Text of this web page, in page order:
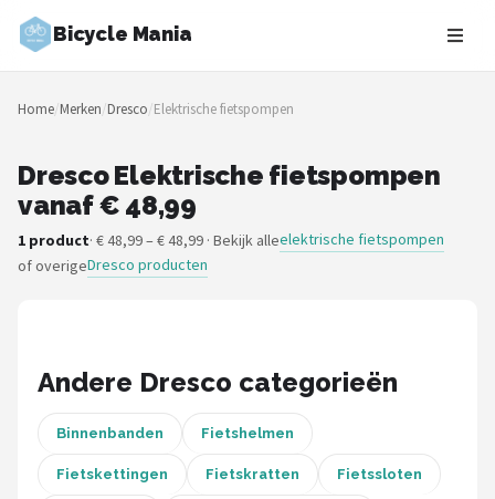
Bicycle Mania
Zoeken
NAVIGATIE
Merken
Blog
Kinderfietsen
Stadsfietsen
Elektrische fietsen
Home/Merken/Dresco/Elektrische fietspompen
Dresco Elektrische fietspompen
vanaf € 48,99
1 product· € 48,99 – € 48,99 · Bekijk alleelektrische fietspompen
of overigeDresco producten
Andere Dresco categorieën
Binnenbanden Fietshelmen
Fietskettingen Fietskratten Fietssloten